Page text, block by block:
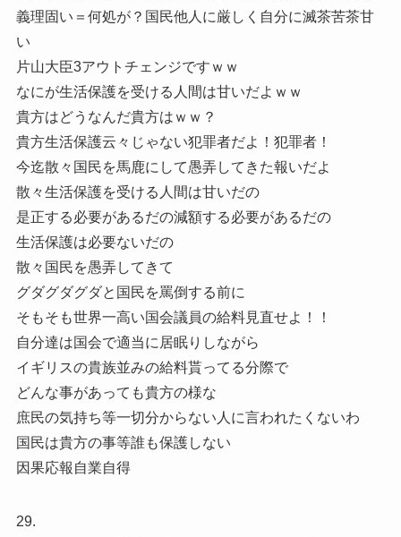
義理固い＝何処が？国民他人に厳しく自分に滅茶苦茶甘
い
片山大臣3アウトチェンジですｗｗ
なにが生活保護を受ける人間は甘いだよｗｗ
貴方はどうなんだ貴方はｗｗ？
貴方生活保護云々じゃない犯罪者だよ！犯罪者！
今迄散々国民を馬鹿にして愚弄してきた報いだよ
散々生活保護を受ける人間は甘いだの
是正する必要があるだの減額する必要があるだの
生活保護は必要ないだの
散々国民を愚弄してきて
グダグダグダと国民を罵倒する前に
そもそも世界一高い国会議員の給料見直せよ！！
自分達は国会で適当に居眠りしながら
イギリスの貴族並みの給料貰ってる分際で
どんな事があっても貴方の様な
庶民の気持ち等一切分からない人に言われたくないわ
国民は貴方の事等誰も保護しない
因果応報自業自得
29.